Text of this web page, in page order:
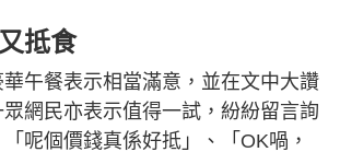
抵食
午餐表示相當滿意，並在文中大讚
眾網民亦表示值得一試，紛紛留言詢
呢個價錢真係好抵」、「OK喎，